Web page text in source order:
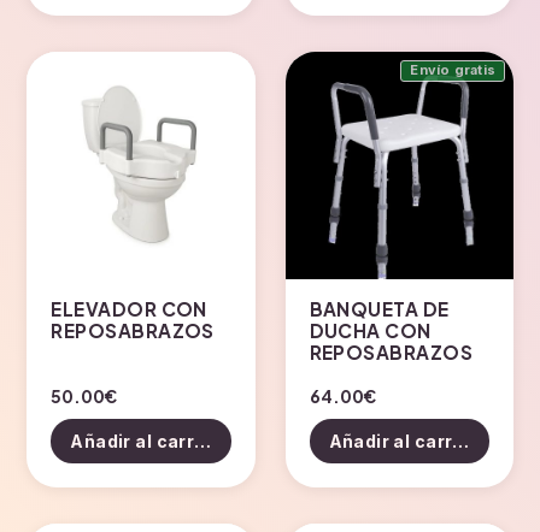
ELEVADOR CON
REPOSABRAZOS
50.00€
Añadir al carrito
Envío gratis
BANQUETA DE
DUCHA CON
REPOSABRAZOS
64.00€
Añadir al carrito